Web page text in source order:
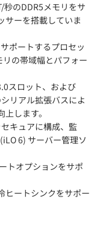
のDDR5メモリをサ
サーを搭載していま
ポートするプロセッ
の帯域幅とパフォー
スロット、および
リアル拡張バスによ
します。
キュアに構成、監
6) サーバー管理ソ
トオプションをサポ
ヒートシンクをサポー